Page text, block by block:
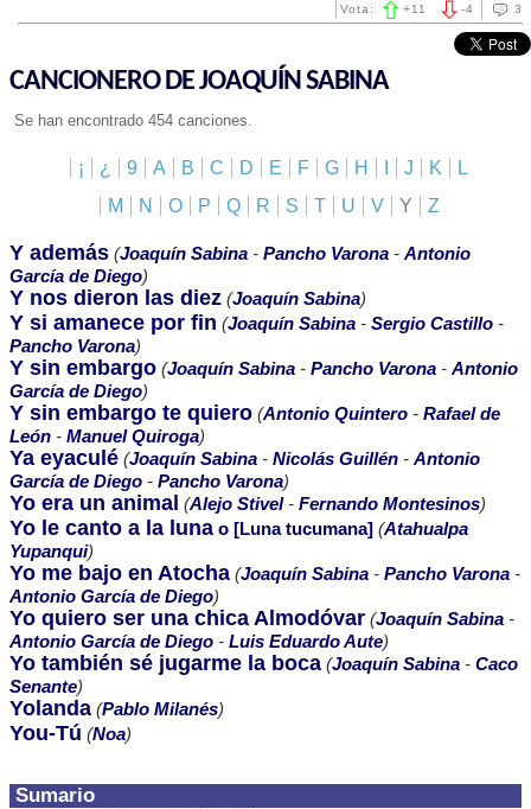
3
-4
Vota: +11
CANCIONERO DE JOAQUÍN SABINA
Se han encontrado 454 canciones.
¡ ¿ 9 A B C D E F G H J K
L
M
N O P Q R S T U V Y Z
Sumario
Y además (Joaquín Sabina - Pancho Varona - Antonio
García de Diego)
Y nos dieron las diez (Joaquín Sabina)
Y si amanece por fin (Joaquín Sabina - Sergio Castillo -
Pancho Varona)
Y sin embargo (Joaquín Sabina - Pancho Varona - Antonio
García de Diego)
Y sin embargo te quiero (Antonio Quintero - Rafael de
León - Manuel Quiroga)
Ya eyaculé (Joaquín Sabina - Nicolás Guillén - Antonio
García de Diego - Pancho Varona)
Yo era un animal (Alejo Stivel- Fernando Montesinos)
Yo le canto a la luna o [Luna tucumana] (Atahualpa
Yupanqui)
Yo me bajo en Atocha (Joaquín Sabina - Pancho Varona -
Antonio García de Diego)
Yo quiero ser una chica Almodóvar (Joaquín Sabina -
Antonio García de Diego - Luis Eduardo Aute)
Yo también sé jugarme la boca (Joaquín Sabina - Caco
Senante)
Yolanda (Pablo Milanés)
You-Tú (Noa)